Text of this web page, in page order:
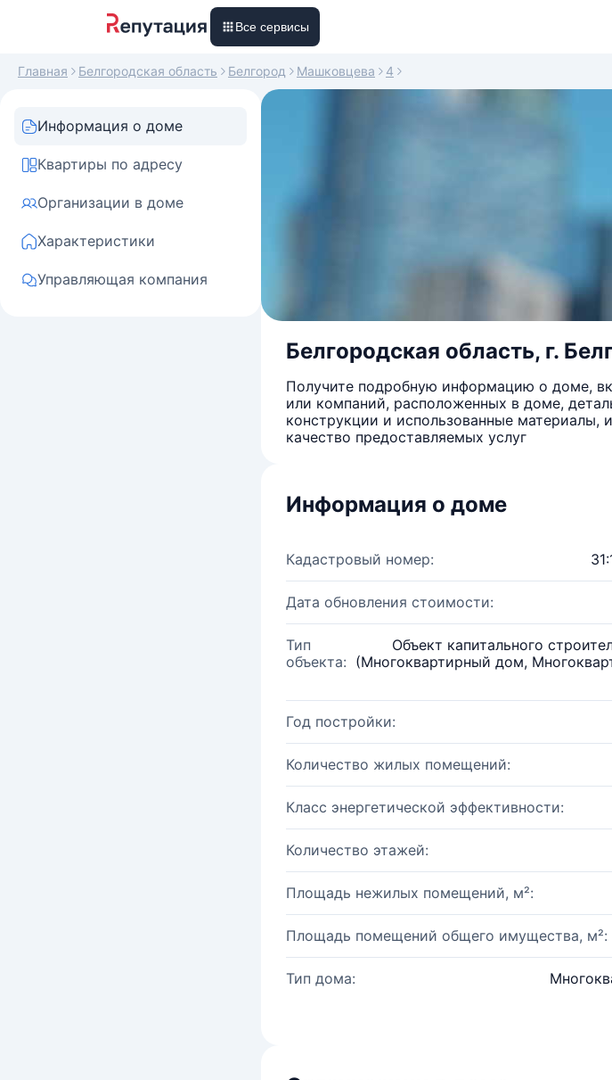
Все сервисы
Главная Белгородская область Белгород Машковцева 4
Информация о доме
Квартиры по адресу
Организации в доме
Характеристики
Управляющая компания
Белгородская область, г.
Получите подробную информацию о доме,
или компаний, расположенных в доме,
конструкции и использованные
качество предоставляемых услуг
Информация о доме
Кадастровый номер:
Дата обновления стоимости:
Тип
объекта:
Объект капитального
(Многоквартирный дом,
Год постройки:
Количество жилых помещений:
Класс энергетической эффективности:
Количество этажей:
Площадь нежилых помещений, м²:
Площадь помещений общего имущества, м²:
Тип дома: